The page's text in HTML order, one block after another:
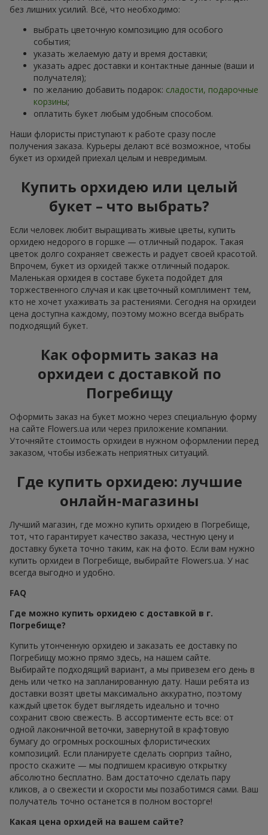
без лишних усилий. Всё, что необходимо:
выбрать цветочную композицию для особого
события;
указать желаемую дату и время доставки;
указать адрес доставки и контактные данные (ваши и
получателя);
по желанию добавить подарок: сладости, подарочные
корзины;
оплатить букет любым удобным способом.
Наши флористы приступают к работе сразу после
получения заказа. Курьеры делают всё возможное, чтобы
букет из орхидей приехал целым и невредимым.
Купить орхидею или целый
букет – что выбрать?
Если человек любит выращивать живые цветы, купить
орхидею недорого в горшке — отличный подарок. Такая
цветок долго сохраняет свежесть и радует своей красотой.
Впрочем, букет из орхидей также отличный подарок.
Маленькая орхидея в составе букета подойдет для
торжественного случая и как цветочный комплимент тем,
кто не хочет ухаживать за растениями. Сегодня на орхидеи
цена доступна каждому, поэтому можно всегда выбрать
подходящий букет.
Как оформить заказ на
орхидеи с доставкой по
Погребищу
Оформить заказ на букет можно через специальную форму
на сайте Flowers.ua или через приложение компании.
Уточняйте стоимость орхидеи в нужном оформлении перед
заказом, чтобы избежать неприятных ситуаций.
Где купить орхидею: лучшие
онлайн-магазины
Лучший магазин, где можно купить орхидею в Погребище,
тот, что гарантирует качество заказа, честную цену и
доставку букета точно таким, как на фото. Если вам нужно
купить орхидеи в Погребище, выбирайте Flowers.ua. У нас
всегда выгодно и удобно.
FAQ
Где можно купить орхидею с доставкой в г.
Погребище?
Купить утонченную орхидею и заказать ее доставку по
Погребищу можно прямо здесь, на нашем сайте.
Выбирайте подходящий вариант, а мы привезем его день в
день или четко на запланированную дату. Наши ребята из
доставки возят цветы максимально аккуратно, поэтому
каждый цветок будет выглядеть идеально и точно
сохранит свою свежесть. В ассортименте есть все: от
одной лаконичной веточки, завернутой в крафтовую
бумагу до огромных роскошных флористических
композиций. Если планируете сделать сюрприз тайно,
просто скажите — мы подпишем красивую открытку
абсолютно бесплатно. Вам достаточно сделать пару
кликов, а о свежести и скорости мы позаботимся сами. Ваш
получатель точно останется в полном восторге!
Какая цена орхидей на вашем сайте?